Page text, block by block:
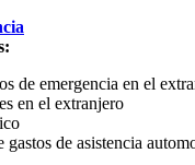
de emergencia en el
en el extranjero
gastos de asistencia